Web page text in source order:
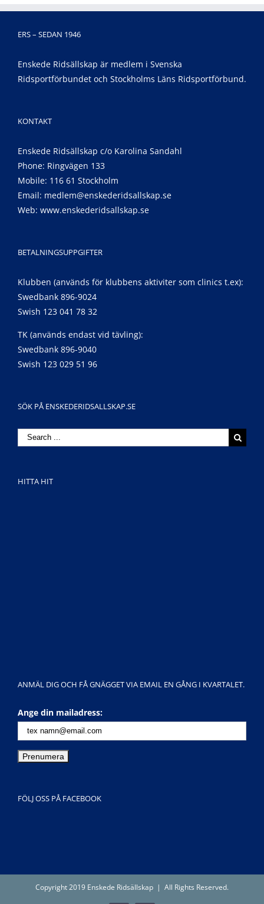
ERS – SEDAN 1946
Enskede Ridsällskap är medlem i Svenska
Ridsportförbundet och Stockholms Läns Ridsportförbund.
KONTAKT
Enskede Ridsällskap c/o Karolina Sandahl
Phone: Ringvägen 133
Mobile: 116 61 Stockholm
Email: medlem@enskederidsallskap.se
Web: www.enskederidsallskap.se
BETALNINGSUPPGIFTER
Klubben (används för klubbens aktiviter som clinics t.ex):
Swedbank 896-9024
Swish 123 041 78 32
TK (används endast vid tävling):
Swedbank 896-9040
Swish 123 029 51 96
SÖK PÅ ENSKEDERIDSALLSKAP.SE
Search
for:
HITTA HIT
ANMÄL DIG OCH FÅ GNÄGGET VIA EMAIL EN GÅNG I KVARTALET.
Ange din mailadress:
FÖLJ OSS PÅ FACEBOOK
Copyright 2019 Enskede Ridsällskap | All Rights Reserved.